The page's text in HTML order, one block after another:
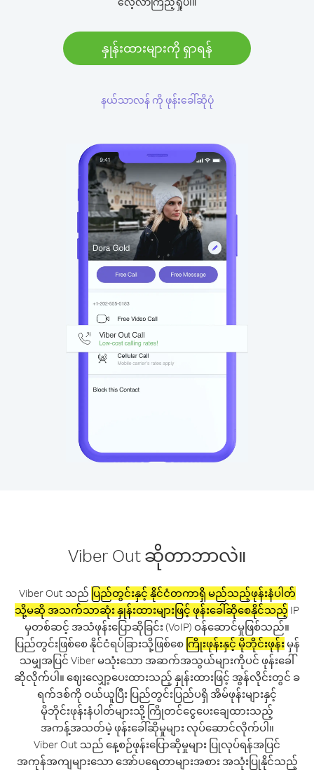
နှုန်းထားများကို ရှာရန်
နယ်သာလန် ကို ဖုန်းခေါ်ဆိုပုံ
Viber Out ဆိုတာဘာလဲ။
Viber Out သည် ပြည်တွင်းနှင့် နိုင်ငံတကာရှိ မည်သည့်ဖုန်းနံပါတ်
သို့မဆို အသက်သာဆုံး နှုန်းထားများဖြင့် ဖုန်းခေါ်ဆိုစေနိုင်သည့် IP
မှတစ်ဆင့် အသံဖုန်းပြောဆိုခြင်း (VoIP) ဝန်ဆောင်မှုဖြစ်သည်။
ပြည်တွင်းဖြစ်စေ နိုင်ငံရပ်ခြားသို့ဖြစ်စေ ကြိုးဖုန်းနှင့် မိုဘိုင်းဖုန်းမှန်
သမျှအပြင် Viber မသုံးသော အဆက်အသွယ်များကိုပင် ဖုန်းခေါ်
ဆိုလိုက်ပါ။ ဈေးလျှော့ပေးထားသည့် နှုန်းထားဖြင့် အွန်လိုင်းတွင် ခ
ရက်ဒစ်ကို ဝယ်ယူပြီး ပြည်တွင်းပြည်ပရှိ အိမ်ဖုန်းများနှင့်
မိုဘိုင်းဖုန်းနံပါတ်များသို့ ကြိုတင်ငွေပေးချေထားသည့်
အကန့်အသတ်မဲ့ ဖုန်းခေါ်ဆိုမှုများ လုပ်ဆောင်လိုက်ပါ။
Viber Out သည် နေ့စဉ်ဖုန်းပြောဆိုမှုများ ပြုလုပ်ရန်အပြင်
အကုန်အကျများသော အော်ပရေတာများအစား အသုံးပြုနိုင်သည့်